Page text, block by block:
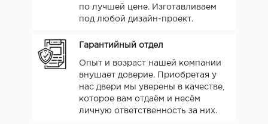
по лучшей цене. Изготавливаем
под любой дизайн-проект.
Гарантийный отдел
Опыт и возраст нашей компании
внушает доверие. Приобретая у
нас двери мы уверены в качестве,
которое вам отдаём и несём
личную ответственность за них.